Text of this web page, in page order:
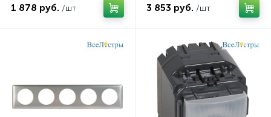
1 878 руб. /шт 3 853 руб. /шт